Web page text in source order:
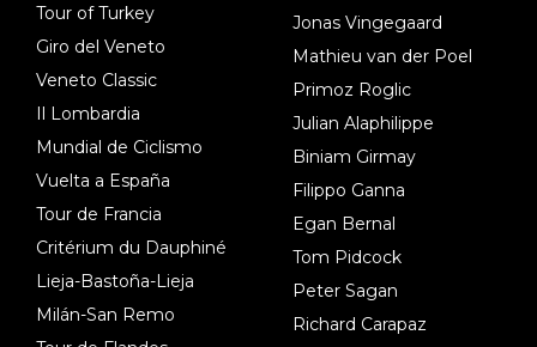
Tour of Turkey
Giro del Veneto
Veneto Classic
Il Lombardia
Mundial de Ciclismo
Vuelta a España
Tour de Francia
Critérium du Dauphiné
Lieja-Bastoña-Lieja
Milán-San Remo
Jonas Vingegaard
Mathieu van der Poel
Primoz Roglic
Julian Alaphilippe
Biniam Girmay
Filippo Ganna
Egan Bernal
Tom Pidcock
Peter Sagan
Richard Carapaz